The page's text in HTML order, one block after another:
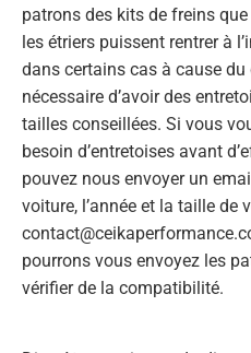
patrons des kits de freins
les étriers puissent rentrer à
dans certains cas à cause
nécessaire d’avoir des
tailles conseillées. Si vous
besoin d’entretoises avant
pouvez nous envoyer un
voiture, l’année et la taille de
pourrons vous envoyez les
vérifier de la compatibilité.